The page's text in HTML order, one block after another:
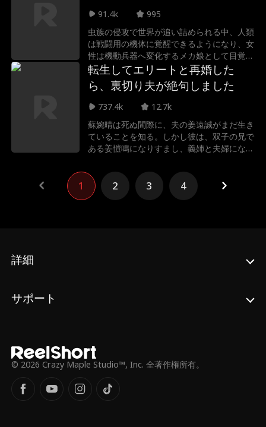
で、麻薬密売の陰謀や父親との因縁が明らか
になり、同時に「お前が捕まえ、俺が守る」
といった笑いと甘さ溢れる恋愛劇が繰り広げ
られる。
91.4k
995
虫族の侵攻で世界が追い詰められる中、人類
は戦闘用の機体に覚醒できるようになり、女
性は機動兵器へ変化するメカ娘として目覚
め、男性はそれを操るパイロットとしての才
能を得る。陸凡は最高位の3Sに覚醒し、複
数の3Sレベルのメカ娘と契約し、虫族を蹂
躙していく！
転生してエリートと再婚した
ら、裏切り夫が絶句しました
737.4k
12.7k
蘇婉晴は死ぬ間際に、夫の姜遠誠がまだ生き
ていることを知る。しかし彼は、双子の兄で
ある姜愷鳴になりすまし、義姉と夫婦になっ
に徹底的に復讐することを決意する……
1 2 3 4
詳細
サポート
© 2026 Crazy Maple Studio™, Inc. 全著作権所有。